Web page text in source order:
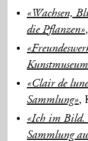
«Wachsen,
die Pflanzen»
«Clair de
Sammlung»,
«Ich im Bild.
Sammlung